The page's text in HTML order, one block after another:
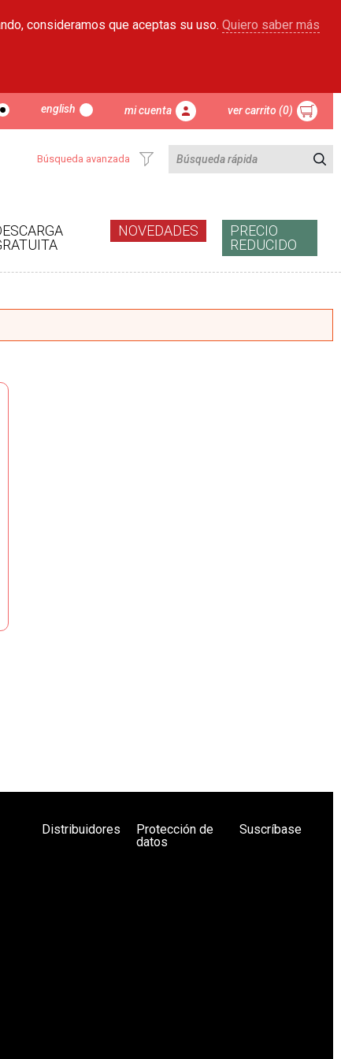
consideramos que aceptas su uso. Quiero saber más
english mi cuenta ver carrito (0)
Búsqueda avanzada
NOVEDADES
PRECIO
REDUCIDO
Distribuidores
Protección de
datos
Suscríbase